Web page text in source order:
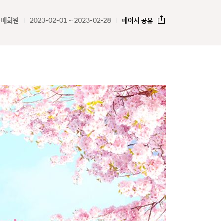
회원 2023-02-01 ~ 2023-02-28 페이지 공유